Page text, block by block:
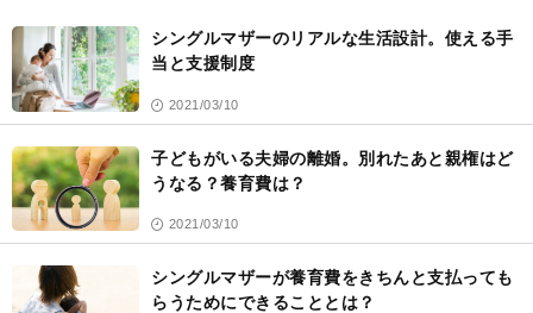
シングルマザーのリアルな生活設計。使える手
当と支援制度
2021/03/10
子どもがいる夫婦の離婚。別れたあと親権はど
うなる？養育費は？
2021/03/10
シングルマザーが養育費をきちんと支払っても
らうためにできることとは？